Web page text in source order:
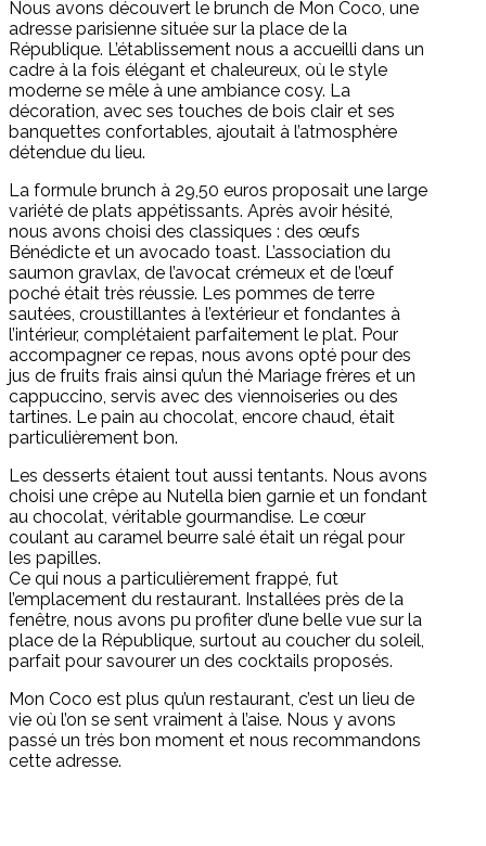
Nous avons découvert le brunch de Mon Coco, une
adresse parisienne située sur la place de la
République. L’établissement nous a accueilli dans un
cadre à la fois élégant et chaleureux, où le style
moderne se mêle à une ambiance cosy. La
décoration, avec ses touches de bois clair et ses
banquettes confortables, ajoutait à l’atmosphère
détendue du lieu.
La formule brunch à 29,50 euros proposait une large
variété de plats appétissants. Après avoir hésité,
nous avons choisi des classiques : des œufs
Bénédicte et un avocado toast. L’association du
saumon gravlax, de l’avocat crémeux et de l’œuf
poché était très réussie. Les pommes de terre
sautées, croustillantes à l’extérieur et fondantes à
l’intérieur, complétaient parfaitement le plat. Pour
accompagner ce repas, nous avons opté pour des
jus de fruits frais ainsi qu’un thé Mariage frères et un
cappuccino, servis avec des viennoiseries ou des
tartines. Le pain au chocolat, encore chaud, était
particulièrement bon.
Les desserts étaient tout aussi tentants. Nous avons
choisi une crêpe au Nutella bien garnie et un fondant
au chocolat, véritable gourmandise. Le cœur
coulant au caramel beurre salé était un régal pour
les papilles.
Ce qui nous a particulièrement frappé, fut
l’emplacement du restaurant. Installées près de la
fenêtre, nous avons pu profiter d’une belle vue sur la
place de la République, surtout au coucher du soleil,
parfait pour savourer un des cocktails proposés.
Mon Coco est plus qu’un restaurant, c’est un lieu de
vie où l’on se sent vraiment à l’aise. Nous y avons
passé un très bon moment et nous recommandons
cette adresse.